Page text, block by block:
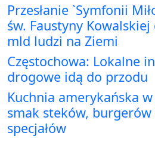
Przesłanie `Symfonii
św. Faustyny
mld ludzi na Ziemi
Częstochowa: Lokalne
drogowe idą do przodu
Kuchnia amerykańska
smak steków,
specjałów